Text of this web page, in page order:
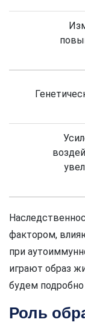
фактором,
при
играют образ
будем
Роль